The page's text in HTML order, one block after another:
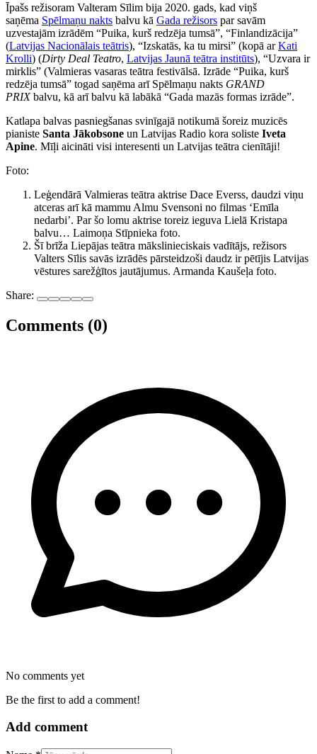
Īpašs režisoram Valteram Sīlim bija 2020. gads, kad viņš
saņēma Spēlmaņu nakts balvu kā Gada režisors par savām
uzvestajām izrādēm “Puika, kurš redzēja tumsā”, “Finlandizācija”
(Latvijas Nacionālais teātris), “Izskatās, ka tu mirsi” (kopā arKati
Krolli) (Dirty Deal Teatro, Latvijas Jaunā teātra institūts), “Uzvara ir
mirklis” (Valmieras vasaras teātra festivālsā. Izrāde “Puika, kurš
redzēja tumsā” togad saņēma arī Spēlmaņu nakts GRAND
PRIXbalvu, kā arī balvu kā labākā “Gada mazās formas izrāde”.
Katlapa balvas pasniegšanas svinīgajā notikumā šoreiz muzicēs
pianiste Santa Jākobsone un Latvijas Radio kora soliste Iveta
Apine. Mīļi aicināti visi interesenti un Latvijas teātra cienītāji!
Foto:
Leģendārā Valmieras teātra aktrise Dace Everss, daudzi viņu
atceras arī kā mammu Almu Svensoni no filmas ‘Emīla
nedarbi’. Par šo lomu aktrise toreiz ieguva Lielā Kristapa
balvu… Laimoņa Stīpnieka foto.
Šī brīža Liepājas teātra mākslinieciskais vadītājs, režisors
Valters Sīlis savās izrādēs pārsteidzoši daudz ir pētījis Latvijas
vēstures sarežģītos jautājumus. Armanda Kaušeļa foto.
Share:
Comments (0)
No comments yet
Be the first to add a comment!
Add comment